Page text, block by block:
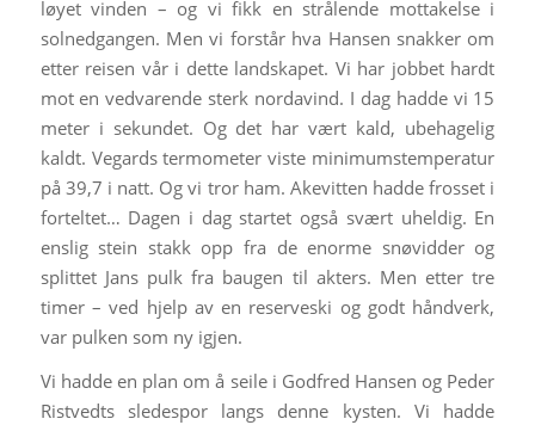
løyet vinden – og vi fikk en strålende mottakelse i
solnedgangen. Men vi forstår hva Hansen snakker om
etter reisen vår i dette landskapet. Vi har jobbet hardt
mot en vedvarende sterk nordavind. I dag hadde vi 15
meter i sekundet. Og det har vært kald, ubehagelig
kaldt. Vegards termometer viste minimumstemperatur
på 39,7 i natt. Og vi tror ham. Akevitten hadde frosset i
forteltet… Dagen i dag startet også svært uheldig. En
enslig stein stakk opp fra de enorme snøvidder og
splittet Jans pulk fra baugen til akters. Men etter tre
timer – ved hjelp av en reserveski og godt håndverk,
var pulken som ny igjen.
Vi hadde en plan om å seile i Godfred Hansen og Peder
Ristvedts sledespor langs denne kysten. Vi hadde